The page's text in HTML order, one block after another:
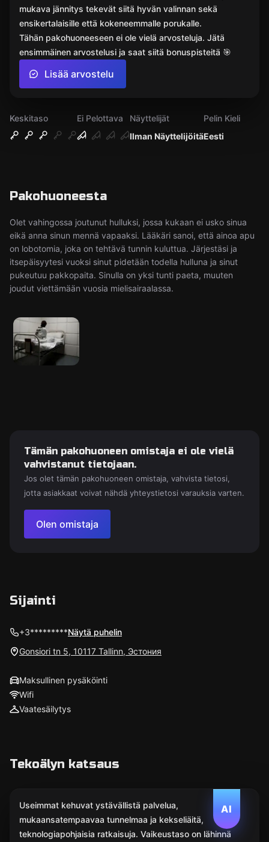
Keskitaso
Ei Pelottava
Ilman Näyttelijöitä
Näyttelijät
Eesti
Pelin Kieli
Pakohuoneesta
Olet vahingossa joutunut hulluksi, jossa kukaan ei usko sinua
eikä anna sinun mennä vapaaksi. Lääkäri sanoi, että ainoa apu
on lobotomia, joka on tehtävä tunnin kuluttua. Järjestäsi ja
itsepäisyytesi vuoksi sinut pidetään todella hulluna ja sinut
pukeutuu pakkopaita. Sinulla on yksi tunti paeta, muuten
joudut viettämään vuosia mielisairaalassa.
mukava jännitys tekevät siitä hyvän valinnan sekä
ensikertalaisille että kokeneemmalle porukalle.
Tähän pakohuoneeseen ei ole vielä arvosteluja. Jätä
ensimmäinen arvostelusi ja saat siitä bonuspisteitä 🎯
Lisää arvostelu
Tämän pakohuoneen omistaja ei ole vielä
vahvistanut tietojaan.
Jos olet tämän pakohuoneen omistaja, vahvista tietosi,
jotta asiakkaat voivat nähdä yhteystietosi varauksia varten.
Olen omistaja
Sijainti
+3*********Näytä puhelin
Gonsiori tn 5, 10117 Tallinn, Эстония
Maksullinen pysäköinti
Wifi
Vaatesäilytys
Tekoälyn katsaus
AI
Useimmat kehuvat ystävällistä palvelua,
mukaansatempaavaa tunnelmaa ja kekseliäitä,
teknologiapohjaisia ratkaisuja. Vaikeustaso on lähinnä